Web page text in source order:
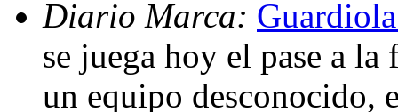
Diario Marca:
se juega hoy el pase a
un equipo desconocido,